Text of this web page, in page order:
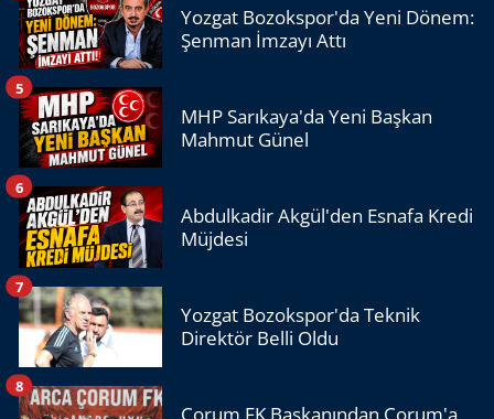
Yozgat Bozokspor'da Yeni Dönem:
Şenman İmzayı Attı
MHP Sarıkaya'da Yeni Başkan
Mahmut Günel
5
Abdulkadir Akgül'den Esnafa Kredi
Müjdesi
6
Yozgat Bozokspor'da Teknik
Direktör Belli Oldu
7
8